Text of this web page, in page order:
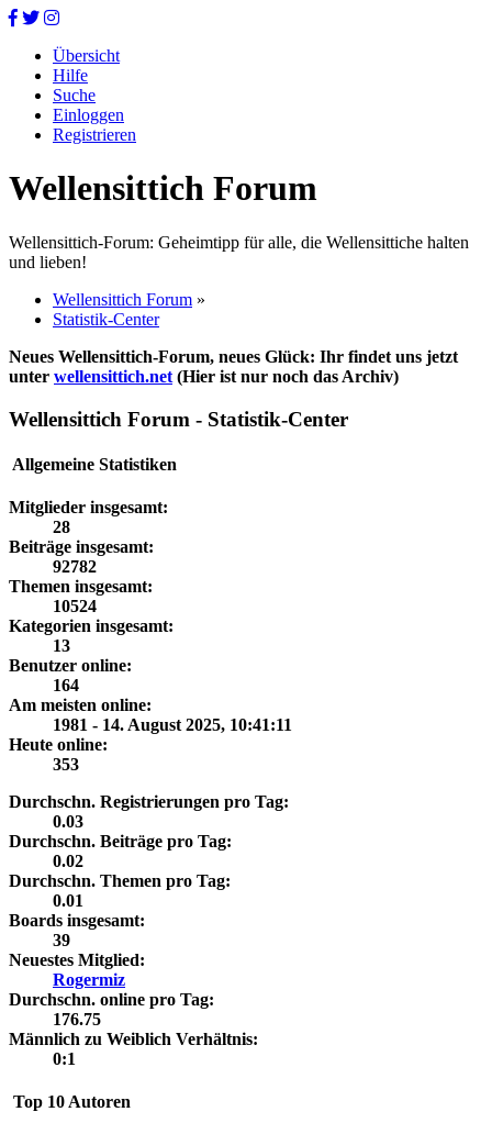
Übersicht
Hilfe
Suche
Einloggen
Registrieren
Wellensittich Forum
Wellensittich-Forum: Geheimtipp für alle, die Wellensittiche halten
und lieben!
Wellensittich Forum »
Statistik-Center
Neues Wellensittich-Forum, neues Glück: Ihr findet uns jetzt
unter wellensittich.net (Hier ist nur noch das Archiv)
Wellensittich Forum - Statistik-Center
Allgemeine Statistiken
Mitglieder insgesamt:
28
Beiträge insgesamt:
92782
Themen insgesamt:
10524
Kategorien insgesamt:
13
Benutzer online:
164
Am meisten online:
1981 - 14. August 2025, 10:41:11
Heute online:
353
Durchschn. Registrierungen pro Tag:
0.03
Durchschn. Beiträge pro Tag:
0.02
Durchschn. Themen pro Tag:
0.01
Boards insgesamt:
39
Neuestes Mitglied:
Rogermiz
Durchschn. online pro Tag:
176.75
Männlich zu Weiblich Verhältnis:
0:1
Top 10 Autoren